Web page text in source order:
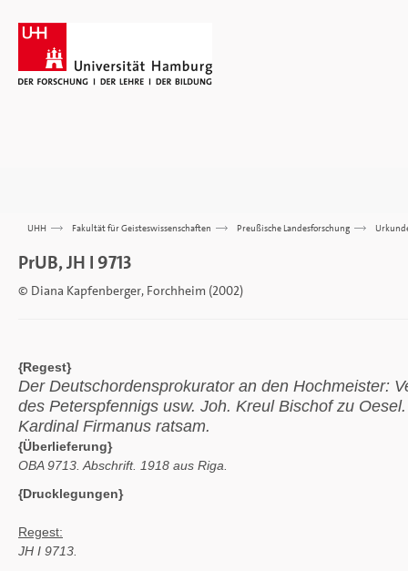
UHH >>> Fakultät für Geisteswissenschaften >>> Preußische Landesforschung >>>
PrUB, JH I 9713
© Diana Kapfenberger, Forchheim (2002)
{Regest}
Der Deutschordensprokurator an den Hochmeister:
des Peterspfennigs usw. Joh. Kreul Bischof zu
Kardinal Firmanus ratsam.
{Überlieferung}
OBA 9713. Abschrift. 1918 aus Riga.
{Drucklegungen}
Regest:
JH I 9713.